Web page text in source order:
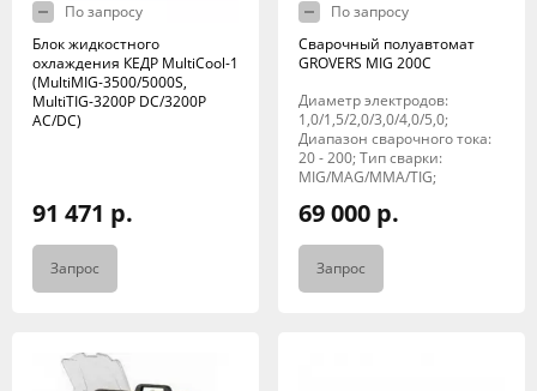
По запросу
Блок жидкостного
охлаждения КЕДР MultiCool-1
(MultiMIG-3500/5000S,
MultiTIG-3200P DC/3200P
AC/DC)
91 471 р.
Запрос
По запросу
Сварочный полуавтомат
GROVERS MIG 200C
Диаметр электродов:
1,0/1,5/2,0/3,0/4,0/5,0;
Диапазон сварочного тока:
20 - 200; Тип сварки:
MIG/MAG/MMA/TIG;
69 000 р.
Запрос